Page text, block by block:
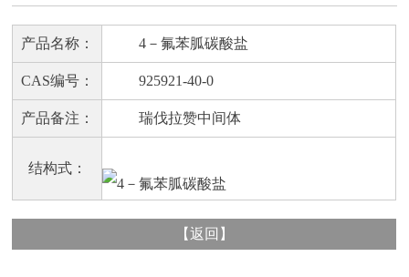
产品名称： 4－氟苯胍碳酸盐
CAS编号： 925921-40-0
产品备注： 瑞伐拉赞中间体
结构式：
【返回 】